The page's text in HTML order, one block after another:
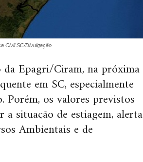
Civil SC/Divulgação
Epagri/Ciram, na próxima
em SC, especialmente
os valores previstos
situação de estiagem,
Ambientais e de